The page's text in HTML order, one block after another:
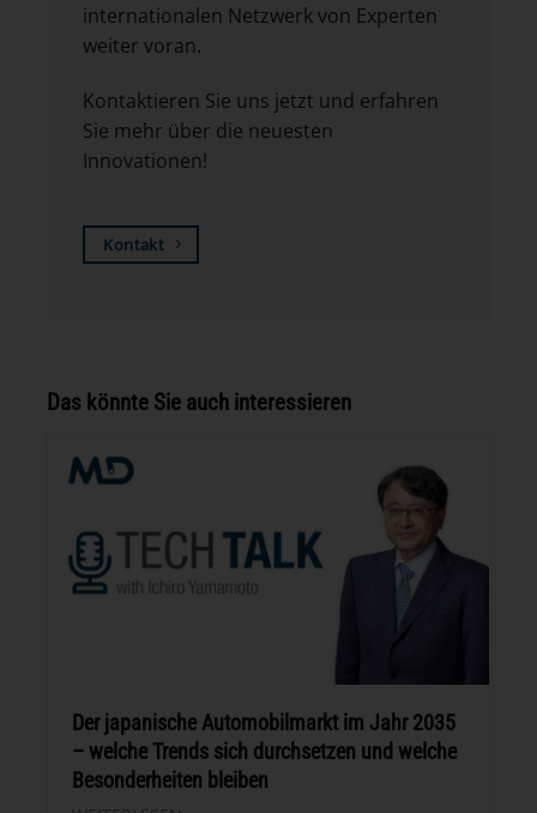
internationalen Netzwerk von Experten
weiter voran.
Kontaktieren Sie uns jetzt und erfahren
Sie mehr über die neuesten
Innovationen!
Kontakt
Das könnte Sie auch interessieren
Der japanische Automobilmarkt im Jahr 2035
– welche Trends sich durchsetzen und welche
Besonderheiten bleiben